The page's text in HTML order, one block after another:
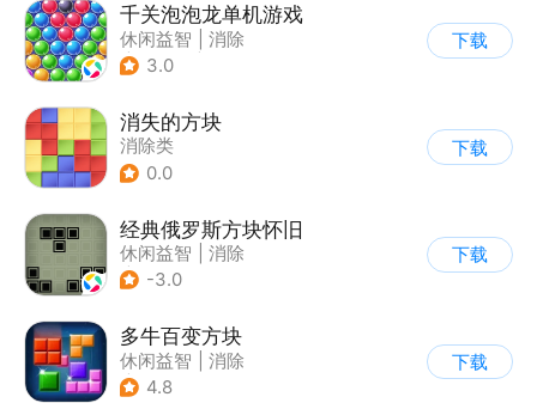
千关泡泡龙单机游戏
休闲益智
消除
| 泡泡龙
3.0
下载
消失的方块
消除类
0.0
下载
经典俄罗斯方块怀旧
休闲益智
消除
| 俄罗斯方块
-3.0
下载
多牛百变方块
休闲益智
消除
| 多比特
4.8
下载